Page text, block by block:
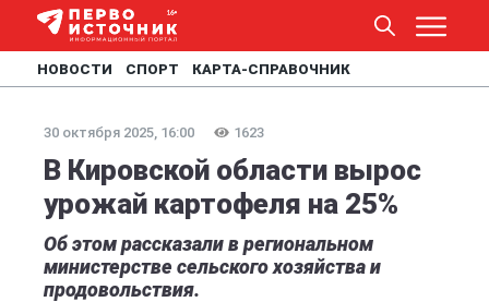
НОВОСТИ СПОРТ КАРТА-СПРАВОЧНИК
30 октября 2025, 16:00 1623
В Кировской области вырос
урожай картофеля на 25%
Об этом рассказали в региональном
министерстве сельского хозяйства и
продовольствия.